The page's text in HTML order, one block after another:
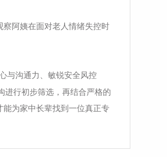
察阿姨在面对老人情绪失控时
与沟通力、敏锐安全风控
进行初步筛选，再结合严格的
为家中长辈找到一位真正专